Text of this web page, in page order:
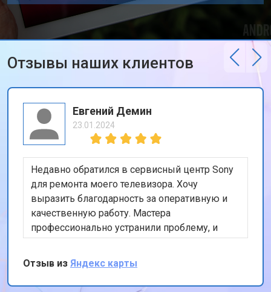
Отзывы наших клиентов
Евгений Демин
23.01.2024
Недавно обратился в сервисный центр Sony
для ремонта моего телевизора. Хочу
выразить благодарность за оперативную и
качественную работу. Мастера
профессионально устранили проблему, и
теперь мой телевизор работает безупречно.
Особенно порадовало, что ремонт был
выполнен в тот же день. Спасибо за вашу
работу!
Отзыв из Яндекс карты